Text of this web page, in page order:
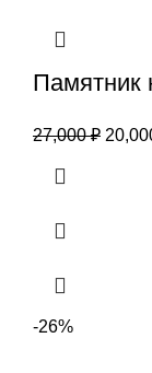
Памятник
27,000₽
-26%